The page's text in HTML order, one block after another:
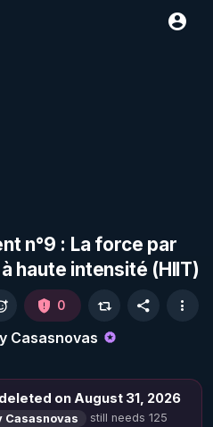
n°9 : La force par
haute intensité (HIIT)
Casasnovas
0
on August 31, 2026
Casasnovas
still needs 125